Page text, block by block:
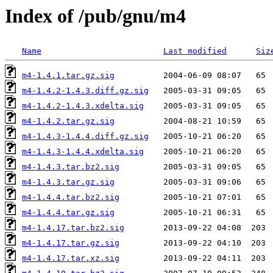
Index of /pub/gnu/m4
Name Last modified
m4-1.4.1.tar.gz.sig
m4-1.4.2-1.4.3.diff.gz.sig
m4-1.4.2-1.4.3.xdelta.sig
m4-1.4.2.tar.gz.sig
m4-1.4.3-1.4.4.diff.gz.sig
m4-1.4.3-1.4.4.xdelta.sig
m4-1.4.3.tar.bz2.sig
m4-1.4.3.tar.gz.sig
m4-1.4.4.tar.bz2.sig
m4-1.4.4.tar.gz.sig
m4-1.4.17.tar.bz2.sig
m4-1.4.17.tar.gz.sig
m4-1.4.17.tar.xz.sig